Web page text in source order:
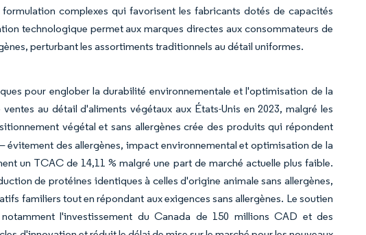
complexes qui favorisent les fabricants dotés de capacités
technologique permet aux marques directes aux consommateurs de
perturbant les assortiments traditionnels au détail uniformes.
pour englober la durabilité environnementale et l'optimisation de la
au détail d'aliments végétaux aux États-Unis en 2023, malgré les
végétal et sans allergènes crée des produits qui répondent
des allergènes, impact environnemental et optimisation de la
un TCAC de 14,11 % malgré une part de marché actuelle plus faible.
de protéines identiques à celles d'origine animale sans allergènes,
familiers tout en répondant aux exigences sans allergènes. Le soutien
l'investissement du Canada de 150 millions CAD et des